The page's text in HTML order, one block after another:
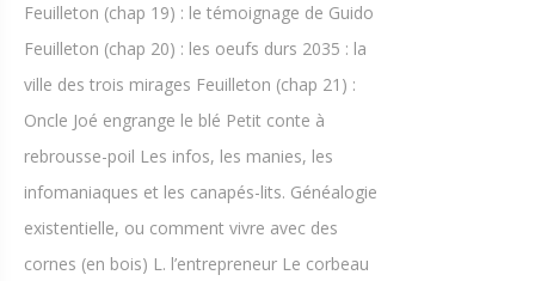
Feuilleton (chap 19) : le témoignage de Guido
Feuilleton (chap 20) : les oeufs durs 2035 : la
ville des trois mirages Feuilleton (chap 21) :
Oncle Joé engrange le blé Petit conte à
rebrousse-poil Les infos, les manies, les
infomaniaques et les canapés-lits. Généalogie
existentielle, ou comment vivre avec des
cornes (en bois) L. l’entrepreneur Le corbeau